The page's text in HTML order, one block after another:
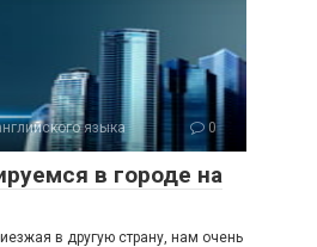
языка 0
в городе на
в другую страну, нам очень